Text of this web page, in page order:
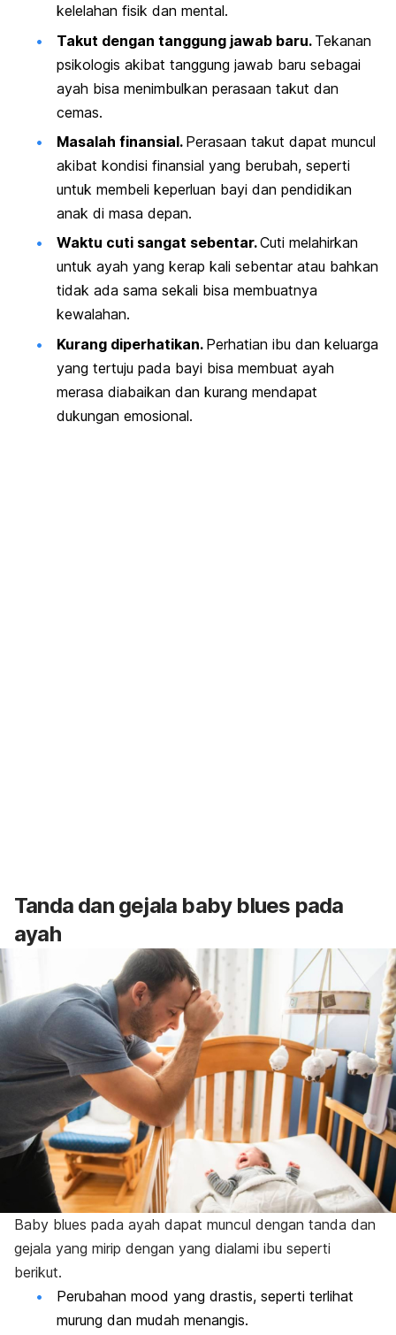
kelelahan fisik dan mental.
Takut dengan tanggung jawab baru. Tekanan
psikologis akibat tanggung jawab baru sebagai
ayah bisa menimbulkan perasaan takut dan
cemas.
Masalah finansial. Perasaan takut dapat muncul
akibat kondisi finansial yang berubah, seperti
untuk membeli keperluan bayi dan pendidikan
anak di masa depan.
Waktu cuti sangat sebentar.Cuti melahirkan
untuk ayah yang kerap kali sebentar atau bahkan
tidak ada sama sekali bisa membuatnya
kewalahan.
Kurang diperhatikan. Perhatian ibu dan keluarga
yang tertuju pada bayi bisa membuat ayah
merasa diabaikan dan kurang mendapat
dukungan emosional.
Tanda dan gejala baby blues pada
ayah
Baby blues pada ayah dapat muncul dengan tanda dan
gejala yang mirip dengan yang dialami ibu seperti
berikut.
Perubahan mood yang drastis, seperti terlihat
murung dan mudah menangis.